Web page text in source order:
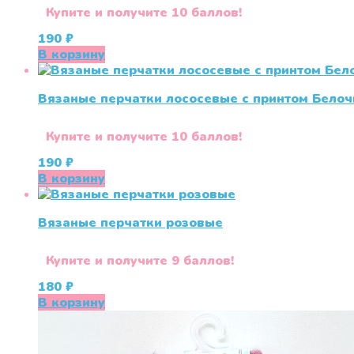
Купите и получите 10 баллов!
190 ₽
В корзину
Вязаные перчатки лососевые с принтом
Купите и получите 10 баллов!
190 ₽
В корзину
Вязаные перчатки розовые
Купите и получите 9 баллов!
180 ₽
В корзину